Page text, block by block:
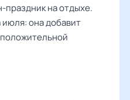
на отдыхе.
июля: она добавит